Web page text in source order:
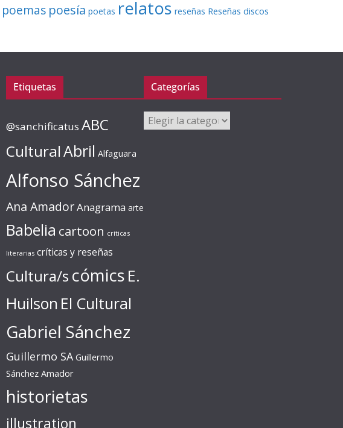
poemas poesía poetas relatos reseñas Reseñas discos
Etiquetas
@sanchificatus ABC
CulturalAbril Alfaguara
Alfonso Sánchez
Ana AmadorAnagrama arte
Babelia cartoon críticas
literarias críticas y reseñas
Cultura/s cómics E.
Huilson El Cultural
Gabriel Sánchez
Guillermo SA Guillermo
Sánchez Amador
historietas
illustration
Categorías
Categorías